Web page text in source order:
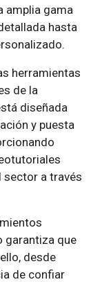
amplia gama
hasta
herramientas
de la
diseñada
y puesta
sector a través
garantiza que
desde
de confiar